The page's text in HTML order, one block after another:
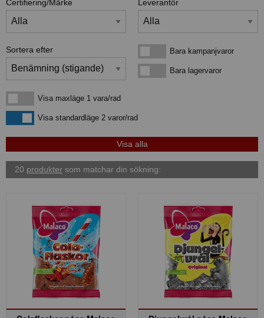
Certifiering/Märke Leverantör
Sortera efter Bara kampanjvarorBara kampanjvaror
Bara lagervarorBara lagervaror
Visa maxläge 1 vara/rad
Visa maxläge 1 vara/rad
Visa standardlägeVisa standardläge 2 varor/rad
20 produkter som matchar din sökning: